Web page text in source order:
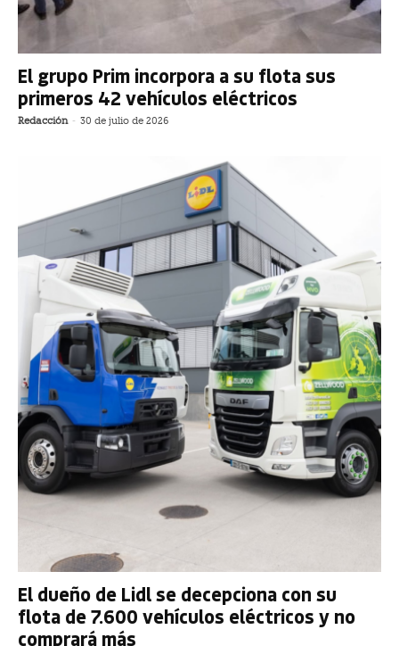
El grupo Prim incorpora a su flota sus
primeros 42 vehículos eléctricos
Redacción - 30 de julio de 2026
El dueño de Lidl se decepciona con su
flota de 7.600 vehículos eléctricos y no
comprará más